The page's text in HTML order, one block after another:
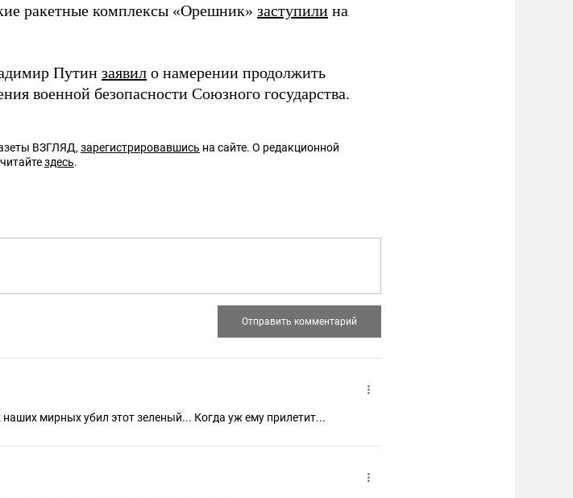
ракетные комплексы «Орешник» заступили на
Путин заявил о намерении продолжить
военной безопасности Союзного государства.
ВЗГЛЯД,зарегистрировавшись на сайте. О редакционной
здесь.
наших мирных убил этот зеленый... Когда уж ему прилетит...